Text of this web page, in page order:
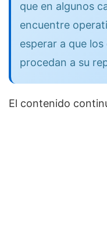
que en algunos
encuentre
esperar a que
procedan a su
El contenido